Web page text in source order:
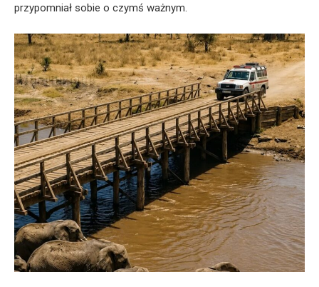
przypomniał sobie o czymś ważnym.